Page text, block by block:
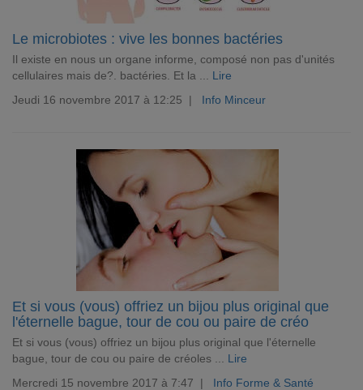
Le microbiotes : vive les bonnes bactéries
Il existe en nous un organe informe, composé non pas d'unités
cellulaires mais de?. bactéries. Et la ... Lire
Jeudi 16 novembre 2017 à 12:25 | Info Minceur
Et si vous (vous) offriez un bijou plus original que
l'éternelle bague, tour de cou ou paire de créo
Et si vous (vous) offriez un bijou plus original que l'éternelle
bague, tour de cou ou paire de créoles ... Lire
Mercredi 15 novembre 2017 à 7:47 | Info Forme & Santé